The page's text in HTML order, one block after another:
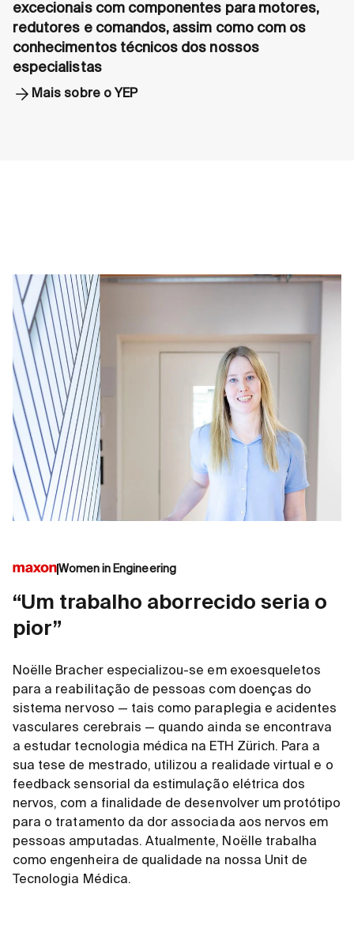
excecionais com componentes para motores,
redutores e comandos, assim como com os
conhecimentos técnicos dos nossos
especialistas
Mais sobre o YEP
Women in Engineering
“Um trabalho aborrecido seria o
pior”
Noëlle Bracher especializou-se em exoesqueletos
para a reabilitação de pessoas com doenças do
sistema nervoso — tais como paraplegia e acidentes
vasculares cerebrais — quando ainda se encontrava
a estudar tecnologia médica na ETH Zürich. Para a
sua tese de mestrado, utilizou a realidade virtual e o
feedback sensorial da estimulação elétrica dos
nervos, com a finalidade de desenvolver um protótipo
para o tratamento da dor associada aos nervos em
pessoas amputadas. Atualmente, Noëlle trabalha
como engenheira de qualidade na nossa Unit de
Tecnologia Médica.